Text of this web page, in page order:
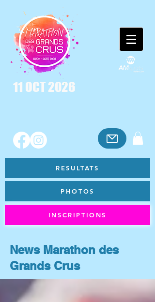
11 OCT 2026
RESULTATS
PHOTOS
INSCRIPTIONS
News Marathon des
Grands Crus